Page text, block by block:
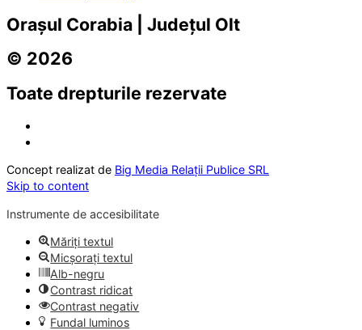
Orașul Corabia | Județul Olt
© 2026
Toate drepturile rezervate
Concept realizat de Big Media Relații Publice SRL
Skip to content
Instrumente de accesibilitate
Măriți textul
Micșorați textul
Alb-negru
Contrast ridicat
Contrast negativ
Fundal luminos